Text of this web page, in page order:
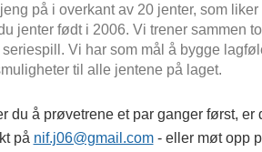
på i overkant av 20 jenter, som liker
jenter født i 2006. Vi trener sammen
Vi har som mål å bygge
til alle jentene på laget.
du å prøvetrene et par ganger først, er
på nif.j06@gmail.com- eller møt opp